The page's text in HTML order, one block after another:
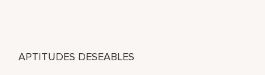
APTITUDES DESEABLES